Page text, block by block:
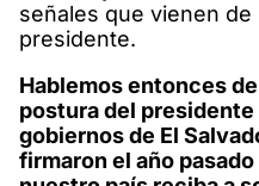
señales que vienen de
presidente.
Hablemos entonces
postura del presidente
gobiernos de El
firmaron el año